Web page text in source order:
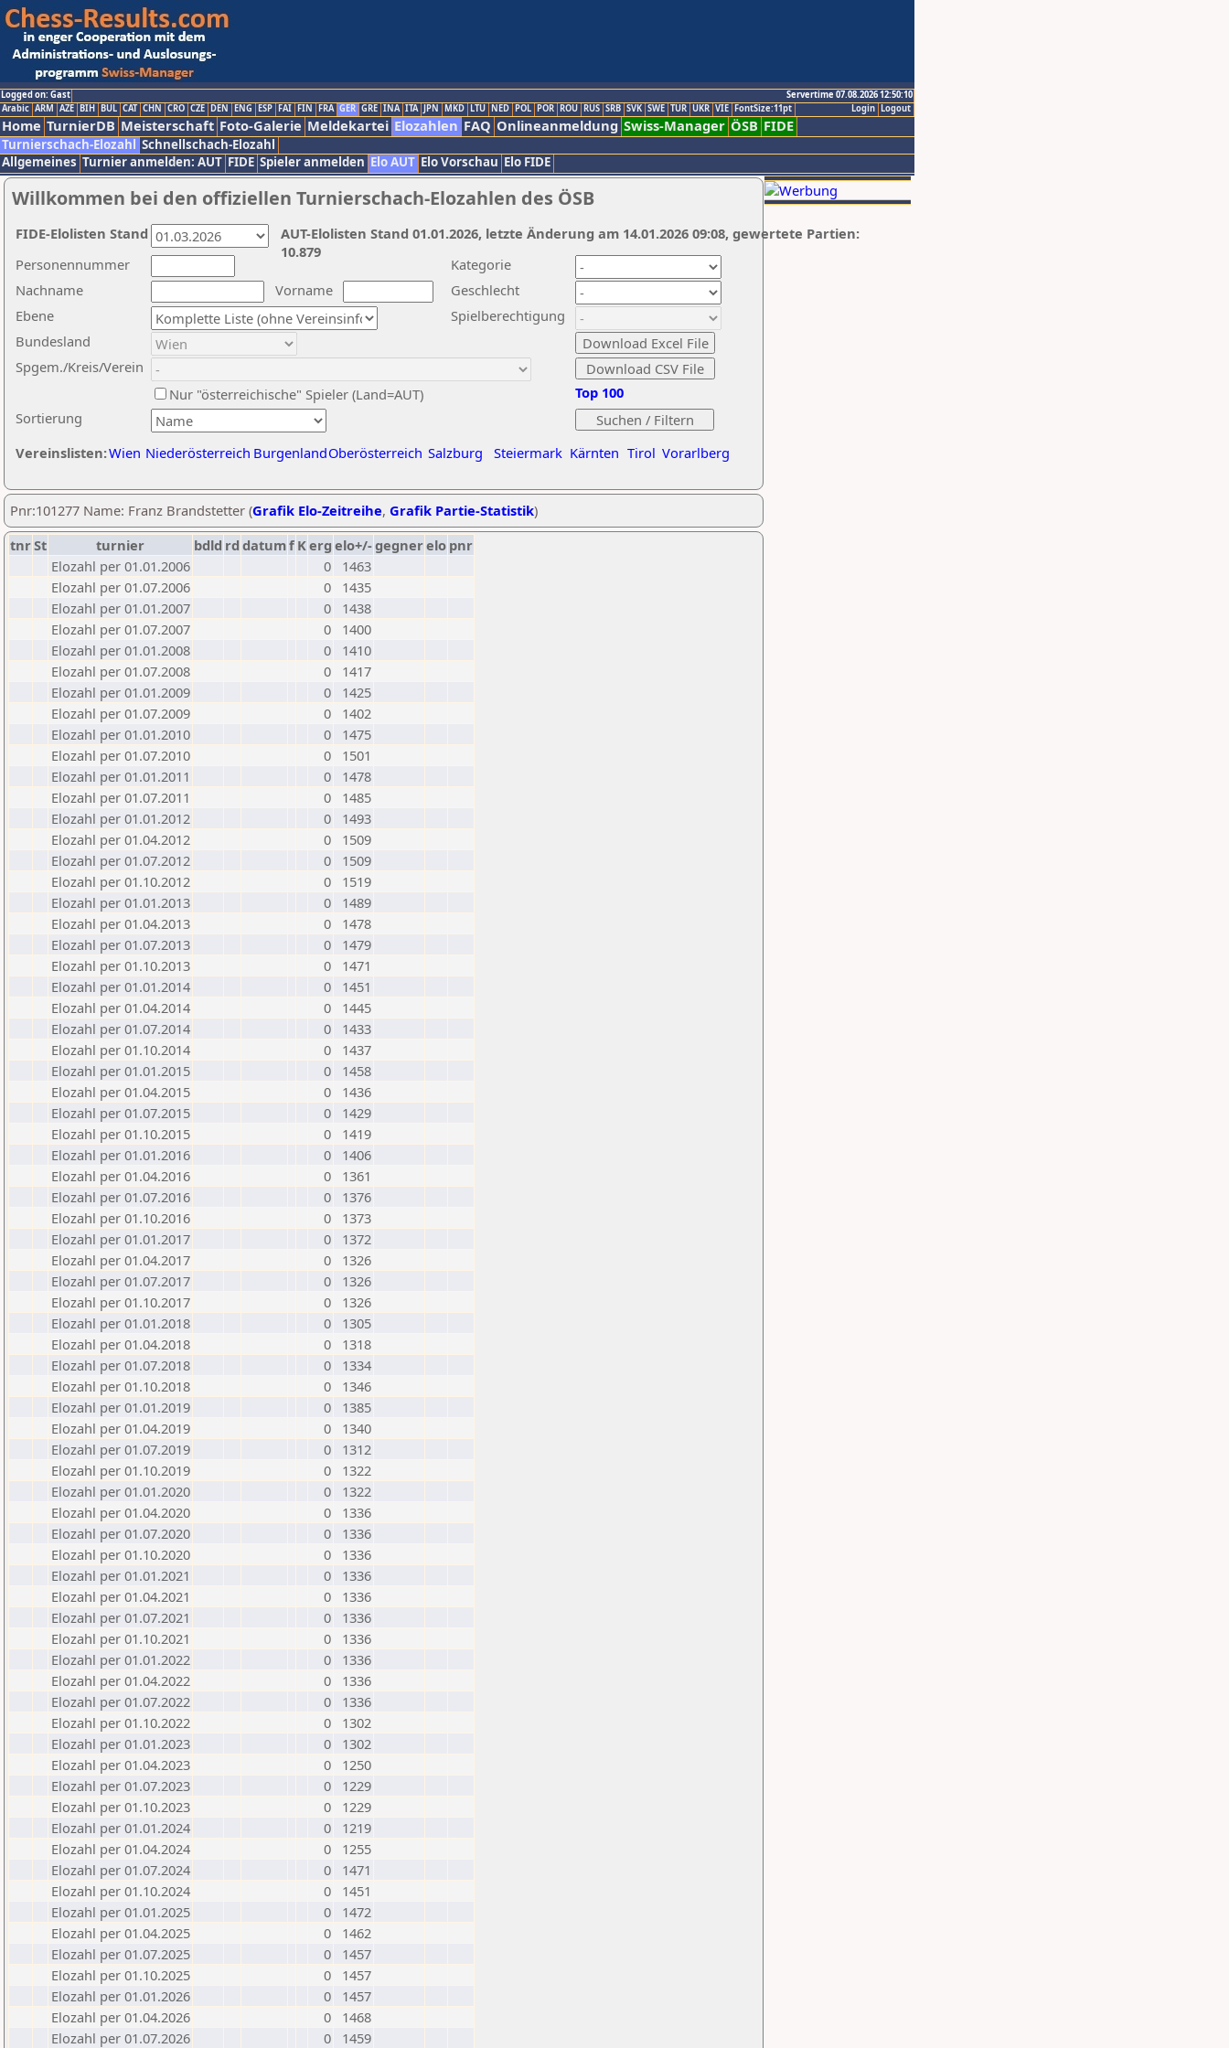
Logged on: Gast
Servertime 07.08.2026 12:50:10
Logout
Login
Arabic ARM AZE BIH BUL CAT CHN CRO CZE DEN ENG ESP FAI FIN FRA GER GRE INA ITA JPN MKD LTU NED POL POR ROU RUS SRB SVK SWE TUR UKR VIE FontSize:11pt
Home TurnierDB Meisterschaft Foto-Galerie Meldekartei Elozahlen FAQ Onlineanmeldung Swiss-Manager ÖSB FIDE
Turnierschach-Elozahl Schnellschach-Elozahl
Allgemeines Turnier anmelden: AUT FIDE Spieler anmelden Elo AUT Elo Vorschau Elo FIDE
Willkommen bei den offiziellen Turnierschach-Elozahlen des ÖSB
Nachname
Vorname
Ebene
Kategorie
Sortierung
Personennummer
Bundesland
Spgem./Kreis/Verein
Geschlecht
Nur "österreichische" Spieler (Land=AUT)
Spielberechtigung
Vereinslisten:Wien Niederösterreich BurgenlandOberösterreich Salzburg Steiermark Kärnten Tirol Vorarlberg
Top 100
AUT-Elolisten Stand 01.01.2026, letzte Änderung am 14.01.2026 09:08, gewertete Partien:
10.879
FIDE-Elolisten Stand
Pnr:101277 Name: Franz Brandstetter (Grafik Elo-Zeitreihe, Grafik Partie-Statistik)
tnrSt turnier bdld rd datumf Kerg elo+/-gegnerelo pnr
Elozahl per 01.01.2006
0
1463
Elozahl per 01.07.2006
0
1435
Elozahl per 01.01.2007
0
1438
Elozahl per 01.07.2007
0
1400
Elozahl per 01.01.2008
0
1410
Elozahl per 01.07.2008
0
1417
Elozahl per 01.01.2009
0
1425
Elozahl per 01.07.2009
0
1402
Elozahl per 01.01.2010
0
1475
Elozahl per 01.07.2010
0
1501
Elozahl per 01.01.2011
0
1478
Elozahl per 01.07.2011
0
1485
Elozahl per 01.01.2012
0
1493
Elozahl per 01.04.2012
0
1509
Elozahl per 01.07.2012
0
1509
Elozahl per 01.10.2012
0
1519
Elozahl per 01.01.2013
0
1489
Elozahl per 01.04.2013
0
1478
Elozahl per 01.07.2013
0
1479
Elozahl per 01.10.2013
0
1471
Elozahl per 01.01.2014
0
1451
Elozahl per 01.04.2014
0
1445
Elozahl per 01.07.2014
0
1433
Elozahl per 01.10.2014
0
1437
Elozahl per 01.01.2015
0
1458
Elozahl per 01.04.2015
0
1436
Elozahl per 01.07.2015
0
1429
Elozahl per 01.10.2015
0
1419
Elozahl per 01.01.2016
0
1406
Elozahl per 01.04.2016
0
1361
Elozahl per 01.07.2016
0
1376
Elozahl per 01.10.2016
0
1373
Elozahl per 01.01.2017
0
1372
Elozahl per 01.04.2017
0
1326
Elozahl per 01.07.2017
0
1326
Elozahl per 01.10.2017
0
1326
Elozahl per 01.01.2018
0
1305
Elozahl per 01.04.2018
0
1318
Elozahl per 01.07.2018
0
1334
Elozahl per 01.10.2018
0
1346
Elozahl per 01.01.2019
0
1385
Elozahl per 01.04.2019
0
1340
Elozahl per 01.07.2019
0
1312
Elozahl per 01.10.2019
0
1322
Elozahl per 01.01.2020
0
1322
Elozahl per 01.04.2020
0
1336
Elozahl per 01.07.2020
0
1336
Elozahl per 01.10.2020
0
1336
Elozahl per 01.01.2021
0
1336
Elozahl per 01.04.2021
0
1336
Elozahl per 01.07.2021
0
1336
Elozahl per 01.10.2021
0
1336
Elozahl per 01.01.2022
0
1336
Elozahl per 01.04.2022
0
1336
Elozahl per 01.07.2022
0
1336
Elozahl per 01.10.2022
0
1302
Elozahl per 01.01.2023
0
1302
Elozahl per 01.04.2023
0
1250
Elozahl per 01.07.2023
0
1229
Elozahl per 01.10.2023
0
1229
Elozahl per 01.01.2024
0
1219
Elozahl per 01.04.2024
0
1255
Elozahl per 01.07.2024
0
1471
Elozahl per 01.10.2024
0
1451
Elozahl per 01.01.2025
0
1472
Elozahl per 01.04.2025
0
1462
Elozahl per 01.07.2025
0
1457
Elozahl per 01.10.2025
0
1457
Elozahl per 01.01.2026
0
1457
Elozahl per 01.04.2026
0
1468
Elozahl per 01.07.2026
0 1459